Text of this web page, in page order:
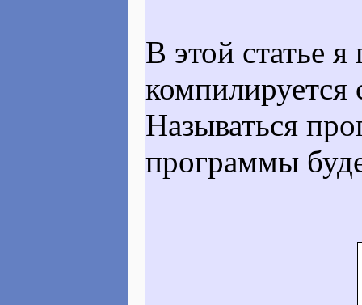
В этой статье
Называться
программы